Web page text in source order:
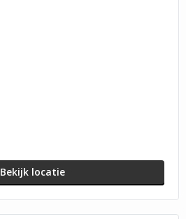
Bekijk locatie